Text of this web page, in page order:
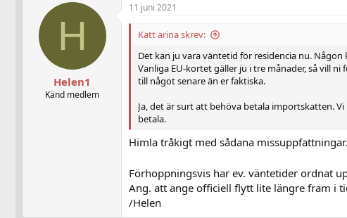
H
Helen1
Känd medlem
11 juni 2021
Katt arina skrev:
Det kan ju vara väntetid för residencia nu. Någon
Vanliga EU-kortet gäller ju i tre månader, så vill
till något senare än er faktiska.
Ja, det är surt att behöva betala importskatten.
betala.
Himla tråkigt med sådana
Förhoppningsvis har ev. väntetider ordnat
Ang. att ange officiell flytt lite längre fram i
/Helen